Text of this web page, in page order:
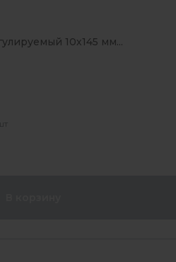
10х145 мм...